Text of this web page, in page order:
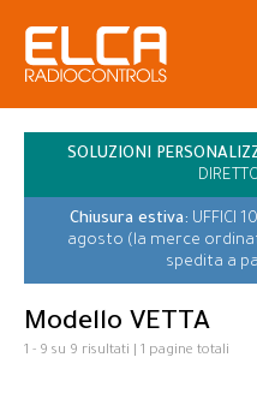
SOLUZIONI
Chiusura estiva: UFFICI
agosto (la merce
spedita a
Modello VETTA
1 - 9 su 9 risultati | 1 pagine totali